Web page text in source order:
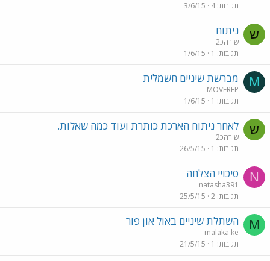
תגובות 4
3/6/15
ש ניתוח
שירהכ2
תגובות 1
1/6/15
M מברשת שיניים חשמלית
MOVEREP
תגובות 1
1/6/15
ש לאחר ניתוח הארכת כותרת ועוד כמה שאלות.
שירהכ2
תגובות 1
26/5/15
N סיכויי הצלחה
natasha391
תגובות 2
25/5/15
M השתלת שיניים באול און פור
malaka ke
תגובות 1
21/5/15